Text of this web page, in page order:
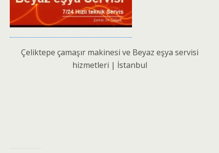
Çeliktepe çamaşır makinesi ve Beyaz eşya servisi
hizmetleri | İstanbul